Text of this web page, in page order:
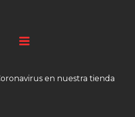
en nuestra tienda